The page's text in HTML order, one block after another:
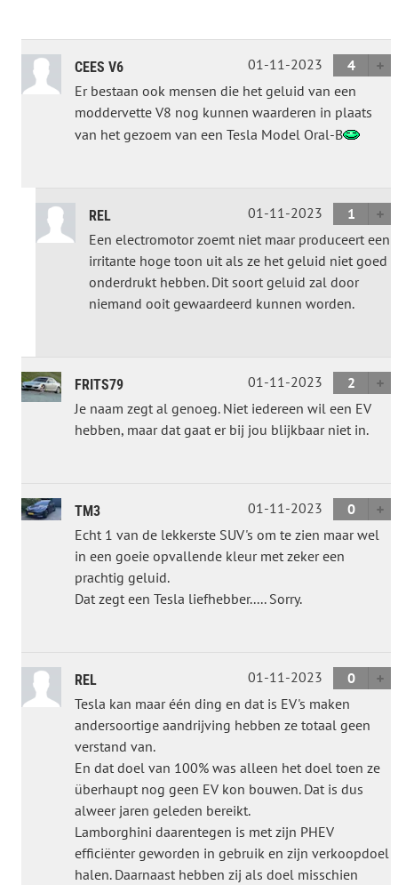
CEES V6 01-11-2023
4
Er bestaan ook mensen die het geluid van een
moddervette V8 nog kunnen waarderen in plaats
van het gezoem van een Tesla Model Oral-B
REL 01-11-2023
1
Een electromotor zoemt niet maar produceert een
irritante hoge toon uit als ze het geluid niet goed
onderdrukt hebben. Dit soort geluid zal door
niemand ooit gewaardeerd kunnen worden.
FRITS79 01-11-2023
2
Je naam zegt al genoeg. Niet iedereen wil een EV
hebben, maar dat gaat er bij jou blijkbaar niet in.
TM3 01-11-2023
0
Echt 1 van de lekkerste SUV's om te zien maar wel
in een goeie opvallende kleur met zeker een
prachtig geluid.
Dat zegt een Tesla liefhebber..... Sorry.
REL 01-11-2023
0
Tesla kan maar één ding en dat is EV's maken
andersoortige aandrijving hebben ze totaal geen
verstand van.
En dat doel van 100% was alleen het doel toen ze
überhaupt nog geen EV kon bouwen. Dat is dus
alweer jaren geleden bereikt.
Lamborghini daarentegen is met zijn PHEV
efficiënter geworden in gebruik en zijn verkoopdoel
halen. Daarnaast hebben zij als doel misschien